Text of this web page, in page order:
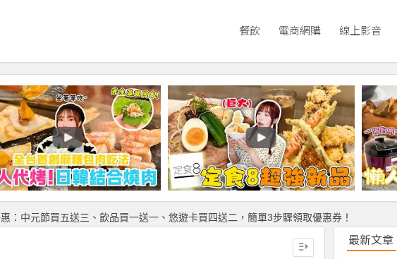
餐飲 電商網購 線上影音
：中元節買五送三、飲品買一送一、悠遊卡買四送二，簡單3步驟領取優惠券！
最新文章